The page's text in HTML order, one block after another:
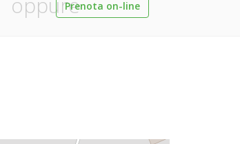
Prenota on-line